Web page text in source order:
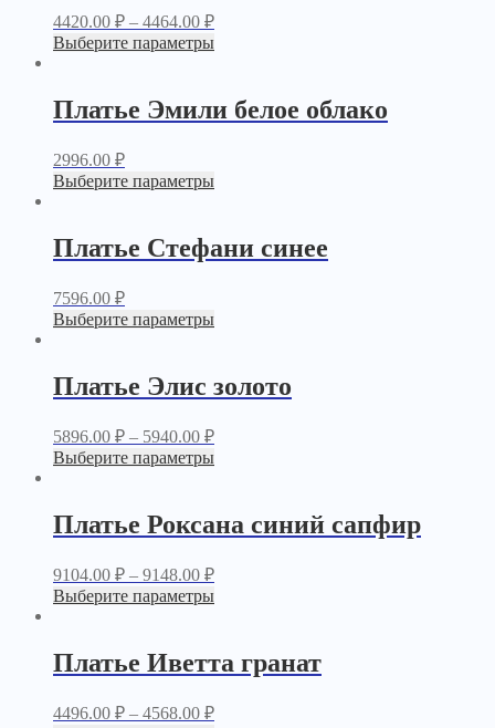
4420.00 ₽ – 4464.00 ₽
Выберите параметры
Платье Эмили белое облако
2996.00 ₽
Выберите параметры
Платье Стефани синее
7596.00 ₽
Выберите параметры
Платье Элис золото
5896.00 ₽ – 5940.00 ₽
Выберите параметры
Платье Роксана синий сапфир
9104.00 ₽ – 9148.00 ₽
Выберите параметры
Платье Иветта гранат
4496.00 ₽ – 4568.00 ₽